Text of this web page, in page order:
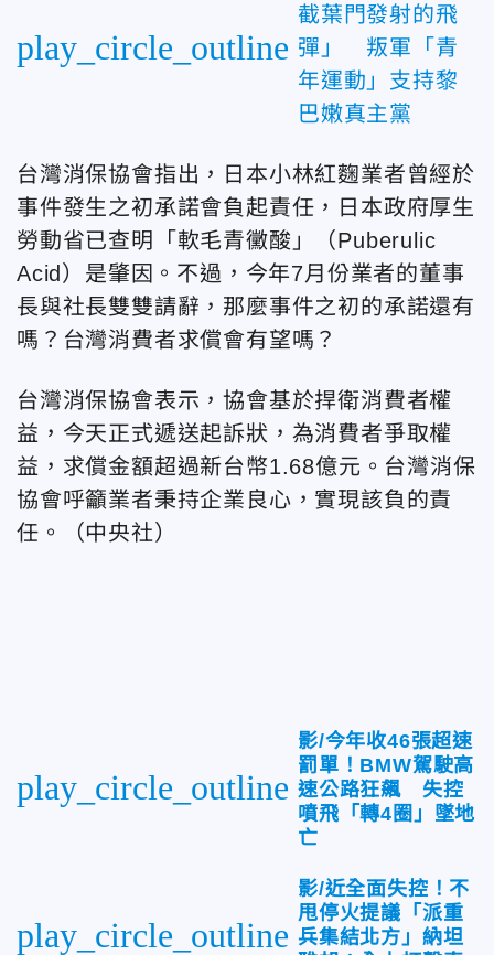
play_circle_outline
截葉門發射的飛
彈」 叛軍「青
年運動」支持黎
巴嫩真主黨
台灣消保協會指出，日本小林紅麴業者曾經於
事件發生之初承諾會負起責任，日本政府厚生
勞動省已查明「軟毛青黴酸」（Puberulic
Acid）是肇因。不過，今年7月份業者的董事
長與社長雙雙請辭，那麼事件之初的承諾還有
嗎？台灣消費者求償會有望嗎？
台灣消保協會表示，協會基於捍衛消費者權
益，今天正式遞送起訴狀，為消費者爭取權
益，求償金額超過新台幣1.68億元。台灣消保
協會呼籲業者秉持企業良心，實現該負的責
任。（中央社）
play_circle_outline
影/今年收46張超速
罰單！BMW駕駛高
速公路狂飆 失控
噴飛「轉4圈」墜地
亡
play_circle_outline
影/近全面失控！不
甩停火提議「派重
兵集結北方」納坦